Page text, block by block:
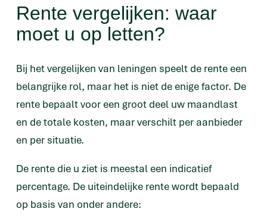
Rente vergelijken: waar
moet u op letten?
Bij het vergelijken van leningen speelt de rente een
belangrijke rol, maar het is niet de enige factor. De
rente bepaalt voor een groot deel uw maandlast
en de totale kosten, maar verschilt per aanbieder
en per situatie.
De rente die u ziet is meestal een indicatief
percentage. De uiteindelijke rente wordt bepaald
op basis van onder andere: